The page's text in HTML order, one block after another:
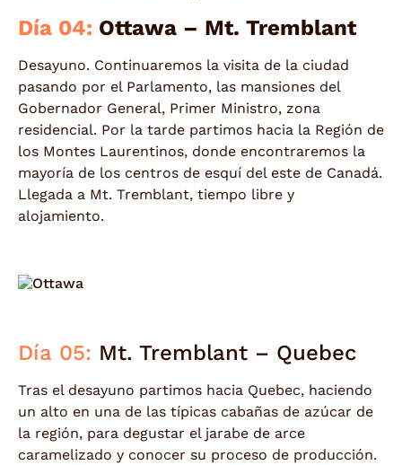
Día 04: Ottawa – Mt. Tremblant
Desayuno. Continuaremos la visita de la ciudad
pasando por el Parlamento, las mansiones del
Gobernador General, Primer Ministro, zona
residencial. Por la tarde partimos hacia la Región de
los Montes Laurentinos, donde encontraremos la
mayoría de los centros de esquí del este de Canadá.
Llegada a Mt. Tremblant, tiempo libre y
alojamiento.
Día 05: Mt. Tremblant – Quebec
Tras el desayuno partimos hacia Quebec, haciendo
un alto en una de las típicas cabañas de azúcar de
la región, para degustar el jarabe de arce
caramelizado y conocer su proceso de producción.